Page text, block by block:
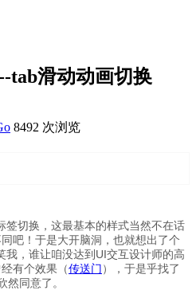
tab滑动动画切换
8492 次浏览
签切换，这最基本的样式当然不在话
吧！于是大开脑洞，也就想出了个
我，谁让咱没达到UI交互设计师的高
有个效果（传送门），于是乎找了
同意了。